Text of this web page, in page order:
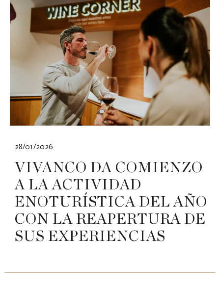
28/01/2026
VIVANCO DA COMIENZO
A LA ACTIVIDAD
ENOTURÍSTICA DEL AÑO
CON LA REAPERTURA DE
SUS EXPERIENCIAS